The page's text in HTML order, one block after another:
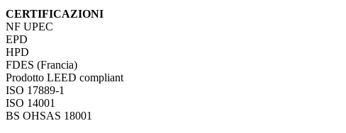
CERTIFICAZIONI
NF UPEC
EPD
HPD
FDES (Francia)
Prodotto LEED compliant
ISO 17889-1
ISO 14001
BS OHSAS 18001